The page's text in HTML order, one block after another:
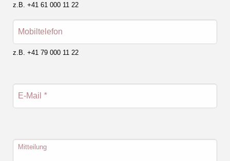
z.B. +41 61 000 11 22
Mobiltelefon
z.B. +41 79 000 11 22
E-Mail *
Mitteilung